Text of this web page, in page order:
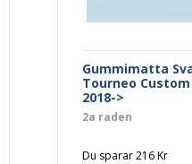
Gummimatta
Tourneo
2018->
2a raden
Du sparar 216 Kr